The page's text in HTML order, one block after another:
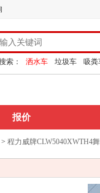
索： 洒水车 垃圾车 吸粪
报价
> 程力威牌CLW5040XWTH4